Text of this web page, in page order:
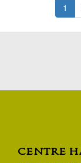
1
centre